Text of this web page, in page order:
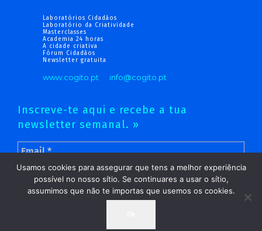
Laboratórios Cidadãos
Laboratório da Criatividade
Masterclasses
Academia 24 horas
A cidade criativa
Fórum Cidadãos
Newsletter gratuita
www.cogito.pt info@cogito.pt
Inscreve-te aqui e recebe a tua
newsletter semanal. »
Usamos cookies para assegurar que tens a melhor experiência
possível no nosso sítio. Se continuares a usar o sítio,
assumimos que não te importas que usemos os cookies.